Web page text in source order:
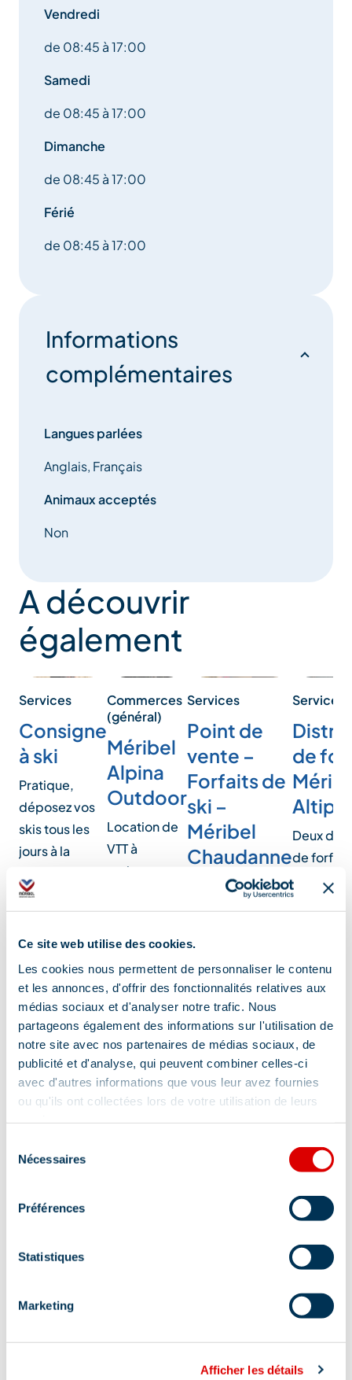
Ce site web utilise des cookies.
Les cookies nous permettent de personnaliser le contenu
et les annonces, d'offrir des fonctionnalités relatives aux
médias sociaux et d'analyser notre trafic. Nous
partageons également des informations sur l'utilisation de
notre site avec nos partenaires de médias sociaux, de
publicité et d'analyse, qui peuvent combiner celles-ci
avec d'autres informations que vous leur avez fournies
ou qu'ils ont collectées lors de votre utilisation de leurs
Nécessaires
Préférences
Statistiques
Marketing
Afficher les détails
Vendredi
de 08:45 à 17:00
Samedi
de 08:45 à 17:00
Dimanche
de 08:45 à 17:00
Férié
de 08:45 à 17:00
Informations
complémentaires
Langues parlées
Anglais, Français
Animaux acceptés
Non
A découvrir
également
Services
Consigne
à ski
Pratique,
déposez vos
skis tous les
jours à la
sous la
télécabine
de…
Commerces
(général)
Méribel
Alpina
Outdoor
Location de
VTT à
assistance
de
trottinettes
pour les
enfa…
Services
Point de
vente –
Forfaits de
ski –
Méribel
Chaudanne
Moderne et
convivial,
accueil
personnalisé
dans notre point
de vente…
Services
de
Deux
de
votre
pour
Services
Accès internet Wifi gratuit